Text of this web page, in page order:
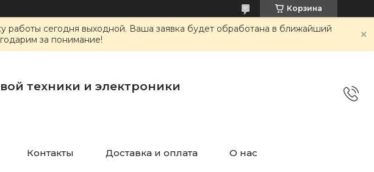
Корзина
работы сегодня выходной. Ваша заявка будет обработана в ближайший
за понимание!
техники и электроники
Контакты Доставка и оплата О нас